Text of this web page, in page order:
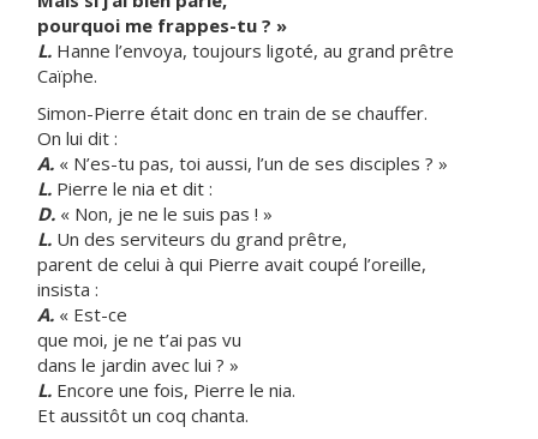
pourquoi me frappes-tu ? »
L. Hanne l’envoya, toujours ligoté, au grand prêtre
Caïphe.
Simon-Pierre était donc en train de se chauffer.
On lui dit :
A. « N’es-tu pas, toi aussi, l’un de ses disciples ? »
L. Pierre le nia et dit :
D. « Non, je ne le suis pas ! »
L. Un des serviteurs du grand prêtre,
parent de celui à qui Pierre avait coupé l’oreille,
insista :
A. « Est-ce
que moi, je ne t’ai pas vu
dans le jardin avec lui ? »
L. Encore une fois, Pierre le nia.
Et aussitôt un coq chanta.